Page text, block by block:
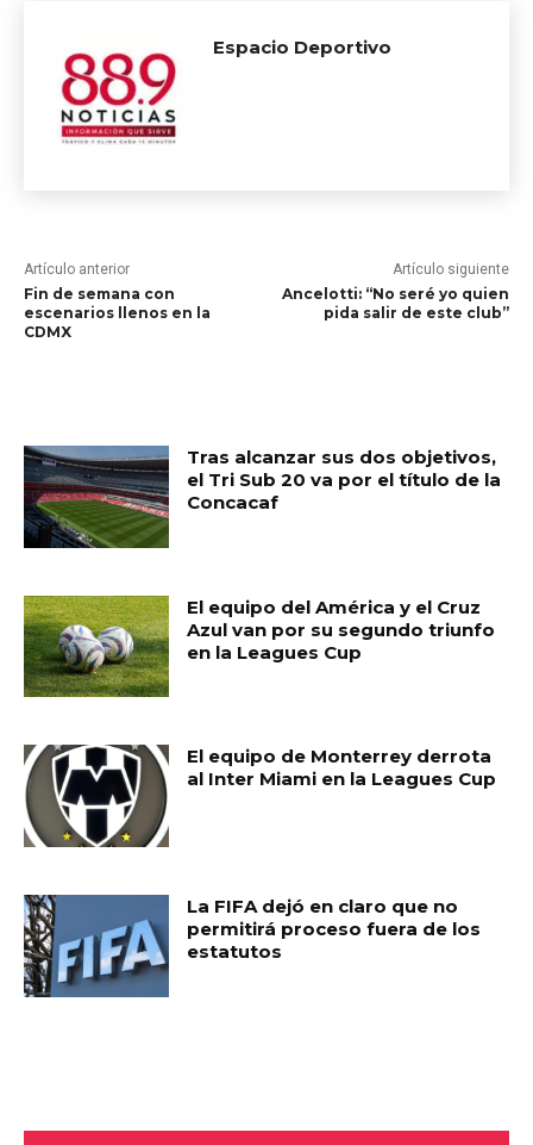
Espacio Deportivo
Artículo anterior
Fin de semana con
escenarios llenos en la
CDMX
Artículo siguiente
Ancelotti: “No seré yo quien
pida salir de este club”
Tras alcanzar sus dos objetivos,
el Tri Sub 20 va por el título de la
Concacaf
El equipo del América y el Cruz
Azul van por su segundo triunfo
en la Leagues Cup
El equipo de Monterrey derrota
al Inter Miami en la Leagues Cup
La FIFA dejó en claro que no
permitirá proceso fuera de los
estatutos